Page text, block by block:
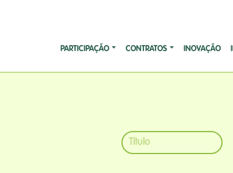
PARTICIPAÇÃO CONTRATOS INOVAÇÃO